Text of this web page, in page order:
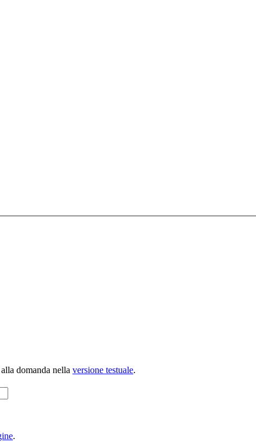
domanda nella versione testuale.
.